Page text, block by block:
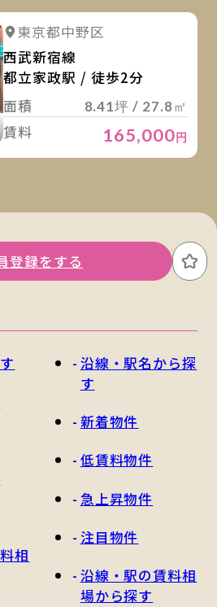
詳細を見る
東京都中野区
西武新宿線
都立家政駅 / 徒歩2分
面積
8.41坪 / 27.8㎡
賃料 165,000円
登録をする お
関西版トップ
相
沿線・駅名から探
す
新着物件
低賃料物件
急上昇物件
注目物件
沿線・駅の賃料相
場から探す